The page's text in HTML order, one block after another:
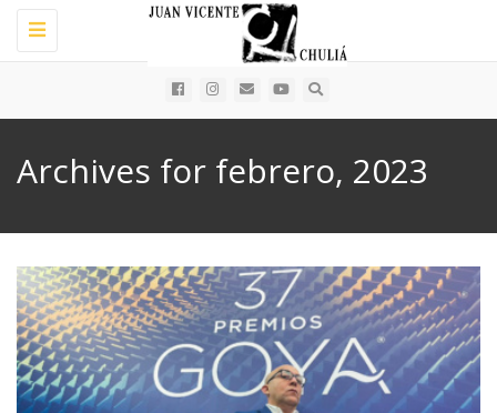
Toggle
navigation
Archives for febrero, 2023